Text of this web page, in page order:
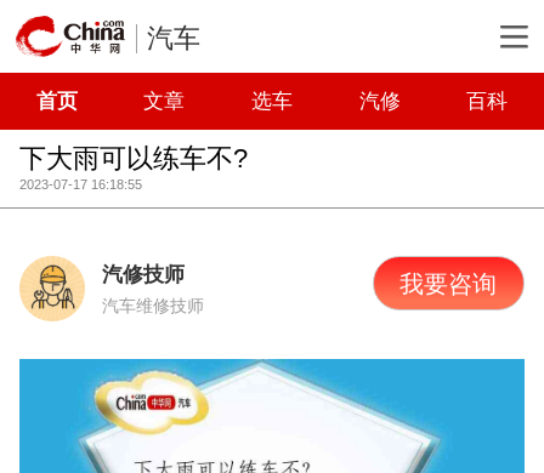
汽车
首页 文章 选车 汽修 百科
下大雨可以练车不?
2023-07-17 16:18:55
汽修技师
汽车维修技师
我要咨询